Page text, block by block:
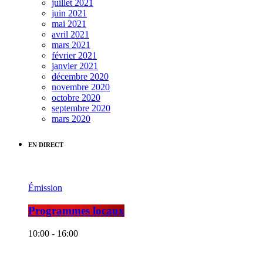
juillet 2021
juin 2021
mai 2021
avril 2021
mars 2021
février 2021
janvier 2021
décembre 2020
novembre 2020
octobre 2020
septembre 2020
mars 2020
EN DIRECT
Émission
Programmes locaux
10:00 - 16:00